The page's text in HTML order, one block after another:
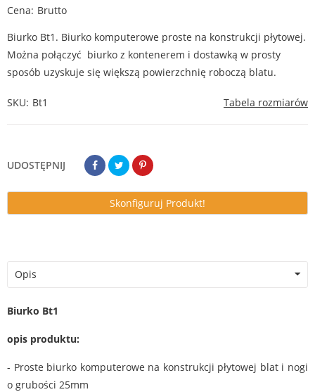
Cena Brutto
Biurko Bt1. Biurko komputerowe proste na konstrukcji płytowej.
Można połączyć biurko z kontenerem i dostawką w prosty
sposób uzyskuje się większą powierzchnię roboczą blatu.
Tabela rozmiarów
SKU Bt1
UDOSTĘPNIJ
Skonfiguruj Produkt!
Opis
Biurko Bt1
opis produktu:
- Proste biurko komputerowe na konstrukcji płytowej blat i nogi
o grubości 25mm